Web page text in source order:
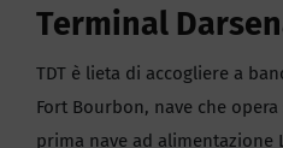
Terminal
TDT è lieta di accogliere a
Fort Bourbon, nave che
prima nave ad alimentazione